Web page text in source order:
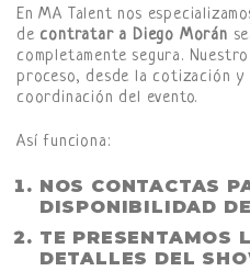
En MA Talent nos
de contratar a Diego Morán
completamente segura.
proceso, desde la cotización
coordinación del evento.
Así funciona:
NOS CONTACTAS
DISPONIBILIDAD
TE PRESENTAMOS
DETALLES DEL